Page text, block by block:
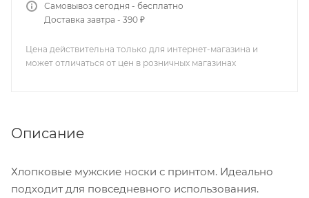
Самовывоз сегодня - бесплатно
Доставка завтра - 390 ₽
Цена действительна только для интернет-магазина и
может отличаться от цен в розничных магазинах
Описание
Хлопковые мужские носки с принтом. Идеально
подходит для повседневного использования.